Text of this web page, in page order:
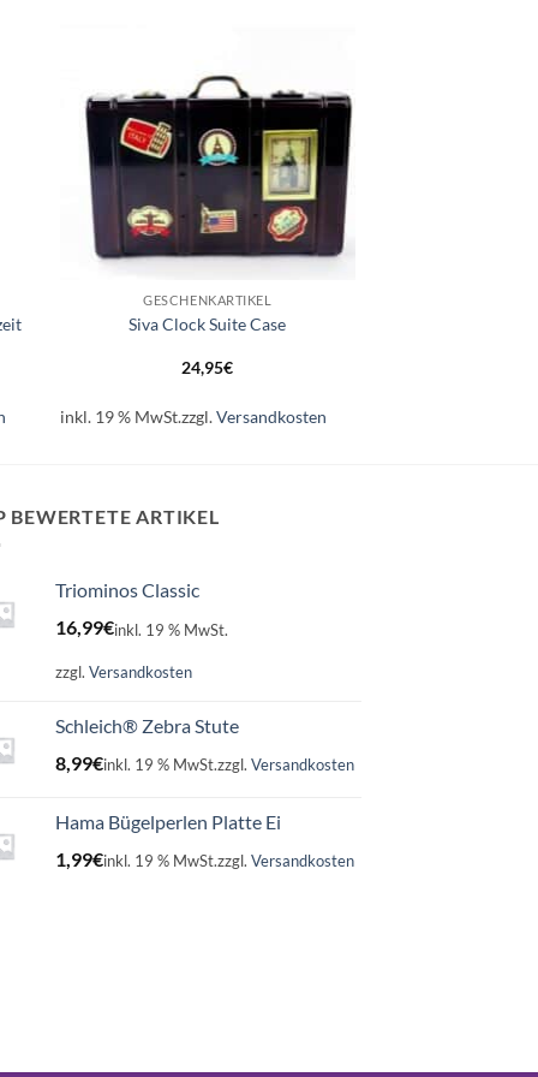
+
GESCHENKARTIKEL
Siva Clock Suite Case
24,95€
inkl. 19 % MwSt.zzgl.Versandkosten
BEWERTETE ARTIKEL
Triominos Classic
16,99€inkl. 19 % MwSt.
zzgl. Versandkosten
Schleich® Zebra Stute
8,99€inkl. 19 % MwSt.zzgl. Versandkosten
Hama Bügelperlen Platte Ei
1,99€inkl. 19 % MwSt.zzgl. Versandkosten